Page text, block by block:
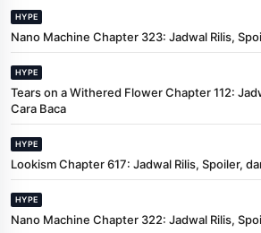
HYPE
Nano Machine Chapter 323: Jadwal Rilis,
HYPE
Tears on a Withered Flower Chapter 112:
Cara Baca
HYPE
Lookism Chapter 617: Jadwal Rilis, Spoiler,
HYPE
Nano Machine Chapter 322: Jadwal Rilis,